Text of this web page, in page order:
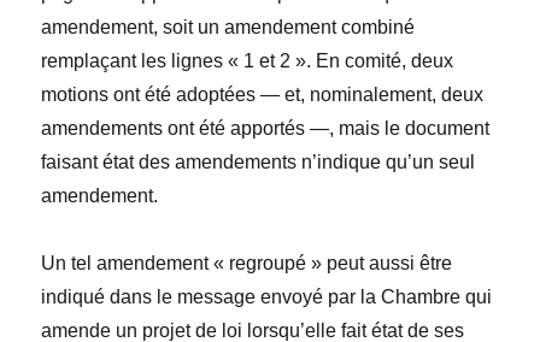
amendement, soit un amendement combiné
remplaçant les lignes « 1 et 2 ». En comité, deux
motions ont été adoptées — et, nominalement, deux
amendements ont été apportés —, mais le document
faisant état des amendements n’indique qu’un seul
amendement.
Un tel amendement « regroupé » peut aussi être
indiqué dans le message envoyé par la Chambre qui
amende un projet de loi lorsqu’elle fait état de ses